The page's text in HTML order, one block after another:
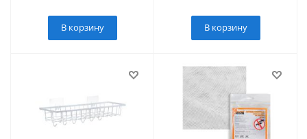
В корзину В корзину